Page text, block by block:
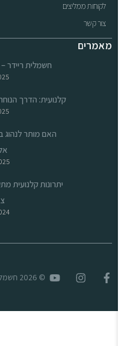
לקוחות ממליצים
צור קשר
מאמרים
חשמלית ריידר –
קלנועית: הדרך הנוחה
האם מותר לנהוג
יתרונות קלנועית
© 2026 חשמלית ריידר בע"מ – כל הזכויות שמורות